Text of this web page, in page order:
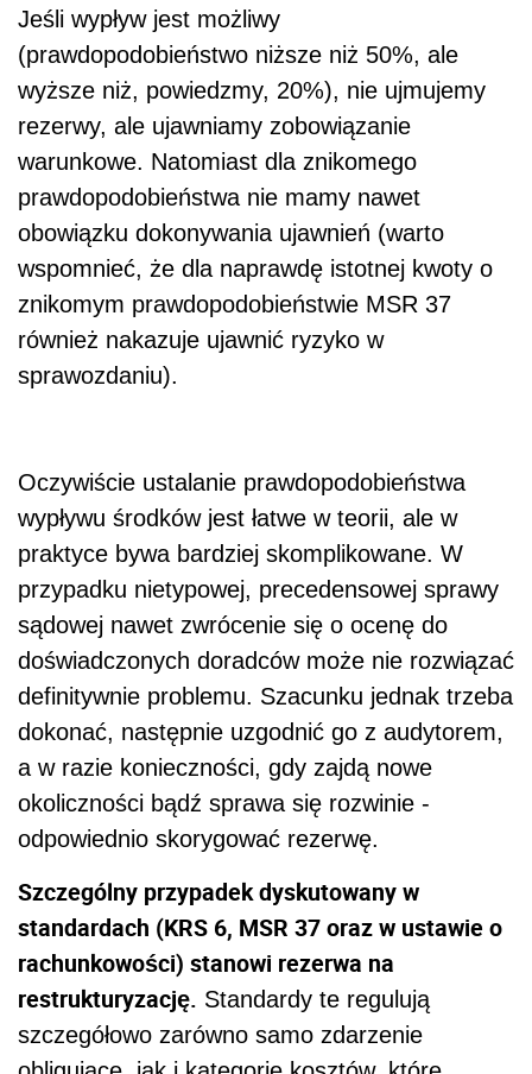
Jeśli wypływ jest możliwy
(prawdopodobieństwo niższe niż 50%, ale
wyższe niż, powiedzmy, 20%), nie ujmujemy
rezerwy, ale ujawniamy zobowiązanie
warunkowe. Natomiast dla znikomego
prawdopodobieństwa nie mamy nawet
obowiązku dokonywania ujawnień (warto
wspomnieć, że dla naprawdę istotnej kwoty o
znikomym prawdopodobieństwie MSR 37
również nakazuje ujawnić ryzyko w
sprawozdaniu).
Oczywiście ustalanie prawdopodobieństwa
wypływu środków jest łatwe w teorii, ale w
praktyce bywa bardziej skomplikowane. W
przypadku nietypowej, precedensowej sprawy
sądowej nawet zwrócenie się o ocenę do
doświadczonych doradców może nie rozwiązać
definitywnie problemu. Szacunku jednak trzeba
dokonać, następnie uzgodnić go z audytorem,
a w razie konieczności, gdy zajdą nowe
okoliczności bądź sprawa się rozwinie -
odpowiednio skorygować rezerwę.
Szczególny przypadek dyskutowany w
standardach (KRS 6, MSR 37 oraz w ustawie o
rachunkowości) stanowi rezerwa na
restrukturyzację. Standardy te regulują
szczegółowo zarówno samo zdarzenie